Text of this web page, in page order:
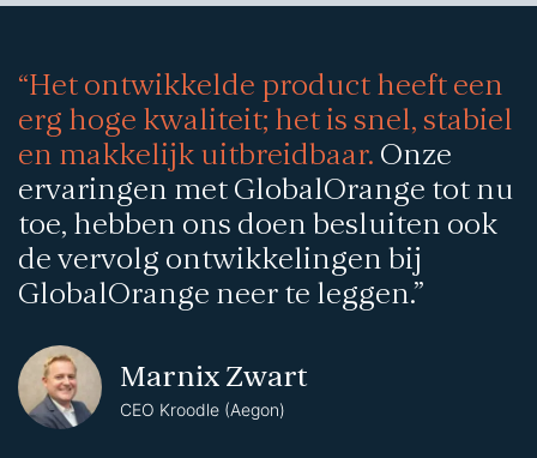
“Het ontwikkelde product heeft een
erg hoge kwaliteit; het is snel, stabiel
en makkelijk uitbreidbaar. Onze
ervaringen met GlobalOrange tot nu
toe, hebben ons doen besluiten ook
de vervolg ontwikkelingen bij
GlobalOrange neer te leggen.”
Marnix Zwart
CEO Kroodle (Aegon)